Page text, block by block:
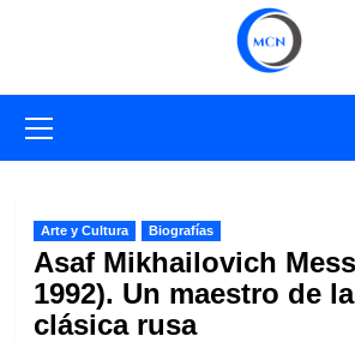
primario
Arte y Cultura Biografías
Asaf Mikhailovich
1992). Un maestro de
clásica rusa